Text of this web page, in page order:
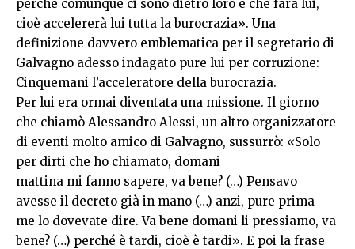
perché comunque ci sono dietro loro e che farà lui,
cioè accelererà lui tutta la burocrazia». Una
definizione davvero emblematica per il segretario di
Galvagno adesso indagato pure lui per corruzione:
Cinquemani l’acceleratore della burocrazia.
Per lui era ormai diventata una missione. Il giorno
che chiamò Alessandro Alessi, un altro organizzatore
di eventi molto amico di Galvagno, sussurrò: «Solo
per dirti che ho chiamato, domani
mattina mi fanno sapere, va bene? (…) Pensavo
avesse il decreto già in mano (…) anzi, pure prima
me lo dovevate dire. Va bene domani li pressiamo, va
bene? (…) perché è tardi, cioè è tardi». E poi la frase